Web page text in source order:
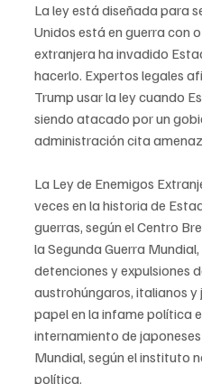
La ley está diseñada para
Unidos está en guerra con
extranjera ha invadido
hacerlo. Expertos legales
Trump usar la ley cuando
siendo atacado por un
administración cita
La Ley de Enemigos
veces en la historia de
guerras, según el Centro
la Segunda Guerra
detenciones y expulsiones
austrohúngaros, italianos y
papel en la infame política
internamiento de
Mundial, según el instituto
política.